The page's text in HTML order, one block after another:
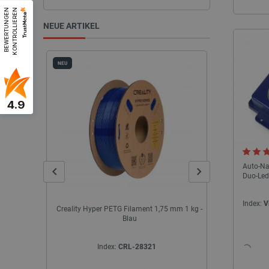
B
E
W
E
R
T
U
N
G
E
N
K
O
N
T
R
O
L
L
I
E
R
EN
4.9
NEUE ARTIKEL
Creality Hyper PETG Filament 1,75 mm 1 kg -
Blau
Index: CRL-28321
NEU
Auto-
Duo-
Index: